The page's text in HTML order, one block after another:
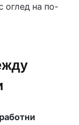
оглед на по-